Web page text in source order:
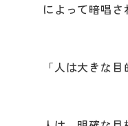
によって暗唱さ
「人は大きな